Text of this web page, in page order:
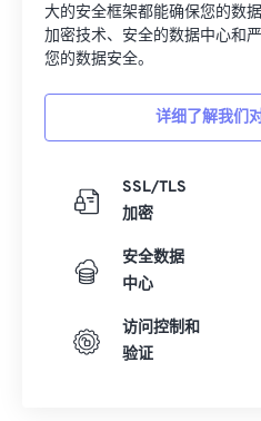
大的安全框架都能确保您的数
加密技术、安全的数据中心和
您的数据安全。
详细了解我们
SSL/TLS
加密
安全数据
中心
访问控制和
验证